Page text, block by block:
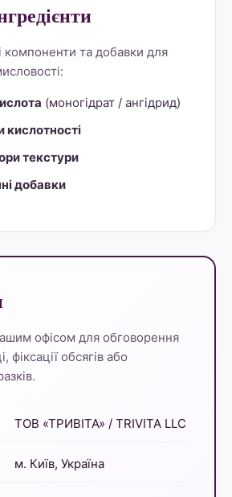
компоненти та добавки для
(моногідрат / ангідрид)
кислотності
текстури
добавки
офісом для обговорення
фіксації обсягів або
ТОВ «ТРИВІТА» / TRIVITA LLC
м. Київ, Україна